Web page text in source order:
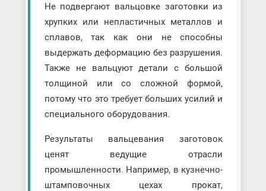
Не подвергают вальцовке заготовки из
хрупких или непластичных металлов и
сплавов, так как они не способны
выдержать деформацию без разрушения.
Также не вальцуют детали с большой
толщиной или со сложной формой,
потому что это требует больших усилий и
специального оборудования.
Результаты вальцевания заготовок
ценят ведущие отрасли
промышленности. Например, в кузнечно-
штамповочных цехах прокат,